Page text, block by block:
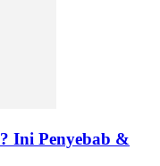
Ini Penyebab &